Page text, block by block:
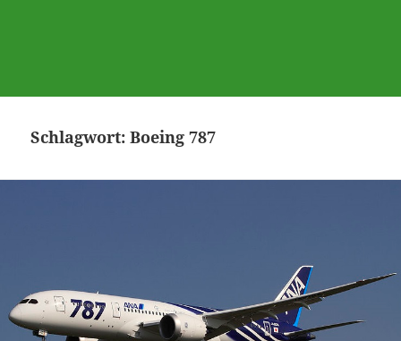
Schlagwort:Boeing 787